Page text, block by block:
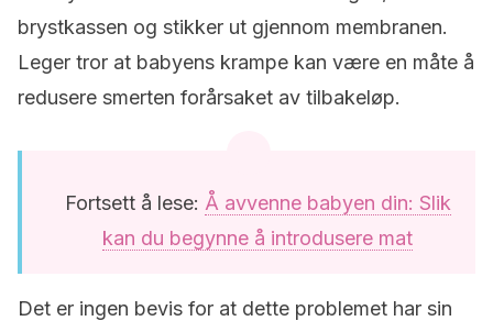
brystkassen og stikker ut gjennom membranen.
Leger tror at babyens krampe kan være en måte å
redusere smerten forårsaket av tilbakeløp.
Fortsett å lese: Å avvenne babyen din: Slik
kan du begynne å introdusere mat
Det er ingen bevis for at dette problemet har sin